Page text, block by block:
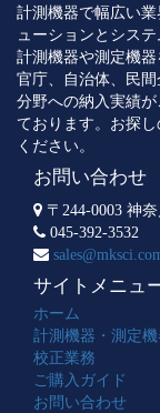
計測機器で幅広い
ューションとシス
計測機器や測定機器
官庁、自治体、民
分野への納入実績
ております。お探
ください。
お問い合わせ
〒244-0003 神
045-392-3532
サイトメニュ
ホーム
計測機器・測定機
校正業務
ご購入ガイド
お問い合わせ